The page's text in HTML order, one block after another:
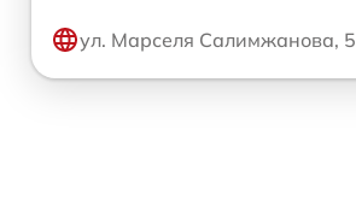
ул. Марселя Салимжанова, 5